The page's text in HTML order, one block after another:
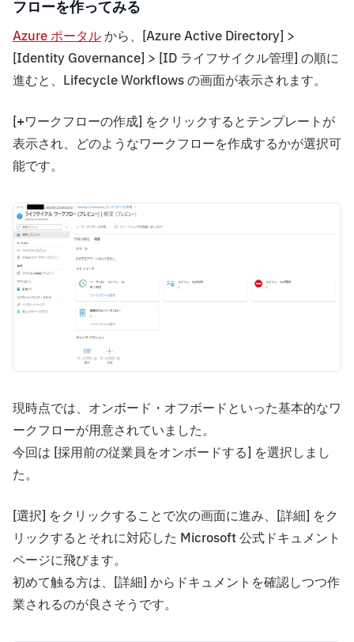
フローを作ってみる
Azure ポータルから、[Azure Active Directory] >
[Identity Governance] > [ID ライフサイクル管理] の順に
進むと、Lifecycle Workflows の画面が表示されます。
[+ワークフローの作成] をクリックするとテンプレートが
表示され、どのようなワークフローを作成するかが選択可
能です。
現時点では、オンボード・オフボードといった基本的なワ
ークフローが用意されていました。
今回は [採用前の従業員をオンボードする] を選択しまし
た。
[選択] をクリックすることで次の画面に進み、[詳細] をク
リックするとそれに対応した Microsoft 公式ドキュメント
ページに飛びます。
初めて触る方は、[詳細] からドキュメントを確認しつつ作
業されるのが良さそうです。